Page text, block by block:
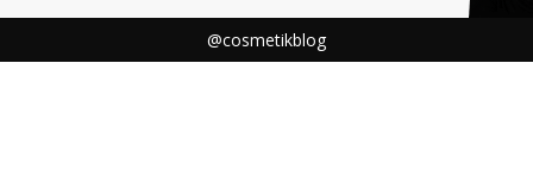
@cosmetikblog